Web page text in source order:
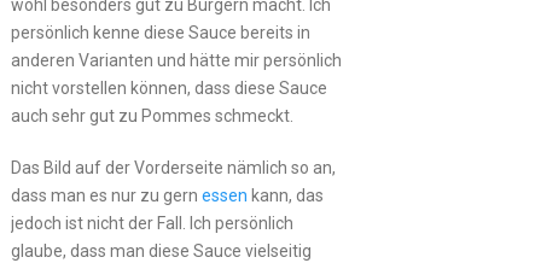
wohl besonders gut zu Burgern macht. Ich
persönlich kenne diese Sauce bereits in
anderen Varianten und hätte mir persönlich
nicht vorstellen können, dass diese Sauce
auch sehr gut zu Pommes schmeckt.
Das Bild auf der Vorderseite nämlich so an,
dass man es nur zu gern essen kann, das
jedoch ist nicht der Fall. Ich persönlich
glaube, dass man diese Sauce vielseitig